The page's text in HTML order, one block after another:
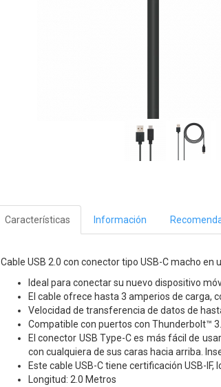
Características Información
Cable USB 2.0 con conector tipo USB-C macho
Ideal para conectar su nuevo dispositivo
El cable ofrece hasta 3 amperios de carga,
Velocidad de transferencia de datos de
Compatible con puertos con Thunderbolt™ 3.
El conector USB Type-C es más fácil de
con cualquiera de sus caras hacia arriba.
Este cable USB-C tiene certificación USB-
Longitud: 2.0 Metros